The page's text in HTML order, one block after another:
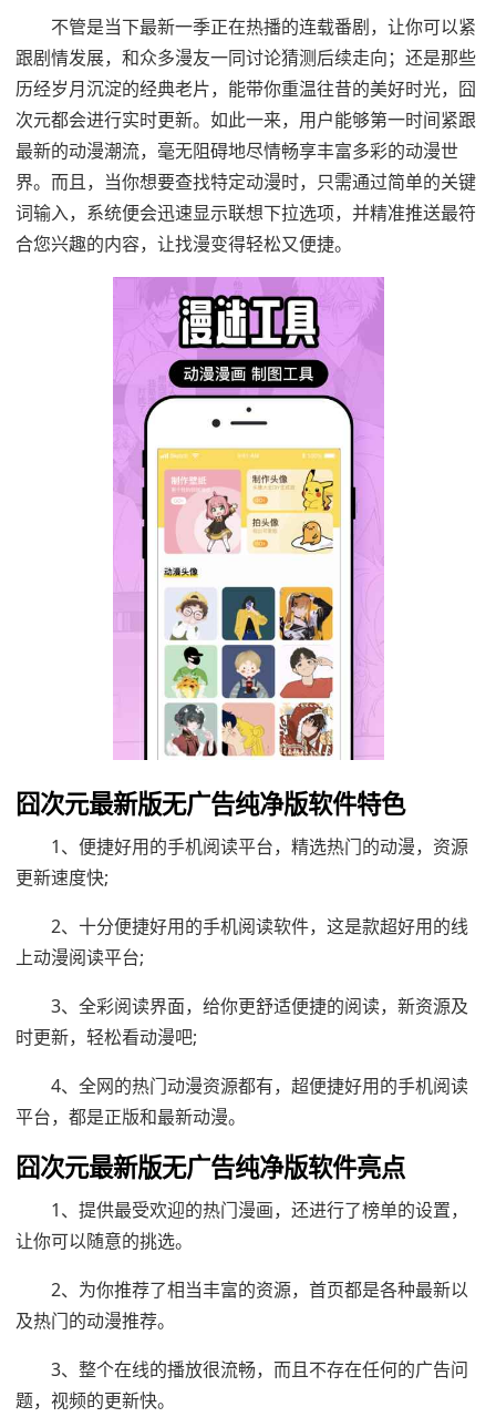
不管是当下最新一季正在热播的连载番剧，让你可以紧
跟剧情发展，和众多漫友一同讨论猜测后续走向；还是那些
历经岁月沉淀的经典老片，能带你重温往昔的美好时光，囧
次元都会进行实时更新。如此一来，用户能够第一时间紧跟
最新的动漫潮流，毫无阻碍地尽情畅享丰富多彩的动漫世
界。而且，当你想要查找特定动漫时，只需通过简单的关键
词输入，系统便会迅速显示联想下拉选项，并精准推送最符
合您兴趣的内容，让找漫变得轻松又便捷。
囧次元最新版无广告纯净版软件特色
1、便捷好用的手机阅读平台，精选热门的动漫，资源
更新速度快;
2、十分便捷好用的手机阅读软件，这是款超好用的线
上动漫阅读平台;
3、全彩阅读界面，给你更舒适便捷的阅读，新资源及
时更新，轻松看动漫吧;
4、全网的热门动漫资源都有，超便捷好用的手机阅读
平台，都是正版和最新动漫。
囧次元最新版无广告纯净版软件亮点
1、提供最受欢迎的热门漫画，还进行了榜单的设置，
让你可以随意的挑选。
2、为你推荐了相当丰富的资源，首页都是各种最新以
及热门的动漫推荐。
3、整个在线的播放很流畅，而且不存在任何的广告问
题，视频的更新快。